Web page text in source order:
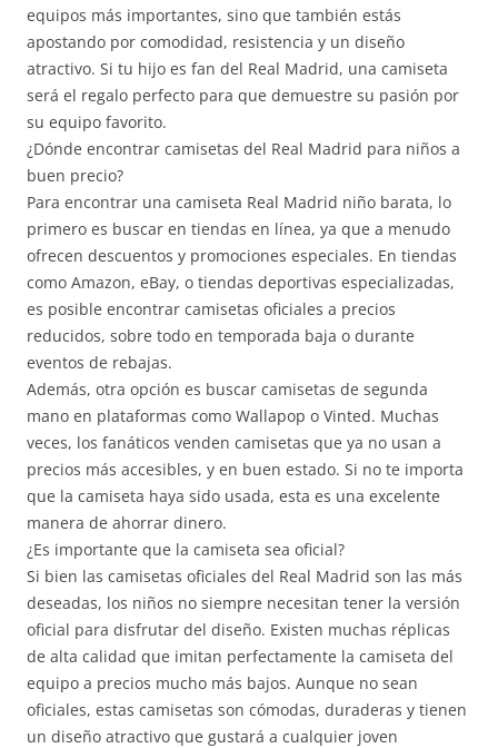
equipos más importantes, sino que también estás
apostando por comodidad, resistencia y un diseño
atractivo. Si tu hijo es fan del Real Madrid, una camiseta
será el regalo perfecto para que demuestre su pasión por
su equipo favorito.
¿Dónde encontrar camisetas del Real Madrid para niños a
buen precio?
Para encontrar una camiseta Real Madrid niño barata, lo
primero es buscar en tiendas en línea, ya que a menudo
ofrecen descuentos y promociones especiales. En tiendas
como Amazon, eBay, o tiendas deportivas especializadas,
es posible encontrar camisetas oficiales a precios
reducidos, sobre todo en temporada baja o durante
eventos de rebajas.
Además, otra opción es buscar camisetas de segunda
mano en plataformas como Wallapop o Vinted. Muchas
veces, los fanáticos venden camisetas que ya no usan a
precios más accesibles, y en buen estado. Si no te importa
que la camiseta haya sido usada, esta es una excelente
manera de ahorrar dinero.
¿Es importante que la camiseta sea oficial?
Si bien las camisetas oficiales del Real Madrid son las más
deseadas, los niños no siempre necesitan tener la versión
oficial para disfrutar del diseño. Existen muchas réplicas
de alta calidad que imitan perfectamente la camiseta del
equipo a precios mucho más bajos. Aunque no sean
oficiales, estas camisetas son cómodas, duraderas y tienen
un diseño atractivo que gustará a cualquier joven